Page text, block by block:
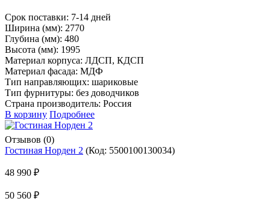
Срок поставки: 7-14 дней
Ширина (мм): 2770
Глубина (мм): 480
Высота (мм): 1995
Материал корпуса: ЛДСП, КДСП
Материал фасада: МДФ
Тип направляющих: шариковые
Тип фурнитуры: без доводчиков
Страна производитель: Россия
В корзину Подробнее
Отзывов (0)
Гостиная Норден 2 (Код: 5500100130034)
48 990 ₽
50 560 ₽